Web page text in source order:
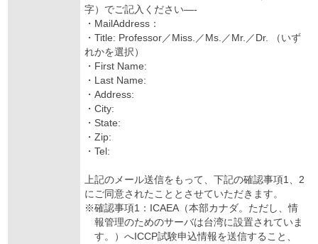
字）でご記入ください—-
・MailAddress：
・Title: Professor／Miss.／Ms.／Mr.／Dr. （いず
れかを選択）
・First Name:
・Last Name:
・Address:
・City:
・State:
・Zip:
・Tel:
上記のメール送信をもって、下記の確認事項1、2
にご同意されたこととさせていただきます。
※確認事項1：ICAEA（本部カナダ。ただし、情
報管理のためのサーバは台湾に設置されていま
す。）へICCP試験申込情報を送信すること、